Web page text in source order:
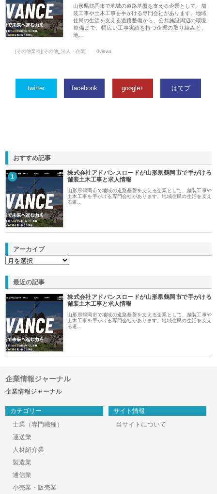
山形県鶴岡市で地域の道路基盤を支える企業として、舗
装工事や土木工事を手がける専門会社があります。地域
住民の生活を支える道路整備から、公共施設周辺の環境
整備まで、幅広い工事実績を持つ企業の取り組みと、
地…
[その他業種][その他_法人・企業] 0views
twitter facebook google+ はてブ
おすすめ記事
1
株式会社アドバンスロードが山形県鶴岡市で手がける
舗装土木工事と求人情報
山形県鶴岡市で地域の道路基盤を支える企業として、舗装工事や
土木工事を手がける専門会社があります。地域住民の生活を支え
る道…
アーカイブ
最近の記事
株式会社アドバンスロードが山形県鶴岡市で手がける
舗装土木工事と求人情報
山形県鶴岡市で地域の道路基盤を支える企業として、舗装工事や
土木工事を手がける専門会社があります。地域住民の生活を支え
る道…
企業情報ジャーナル
企業情報ジャーナル
カテゴリー
士業（専門職種）
運送業
人材紹介業
製造業
通信業
小売業・販売業
サイト情報
当サイトについて